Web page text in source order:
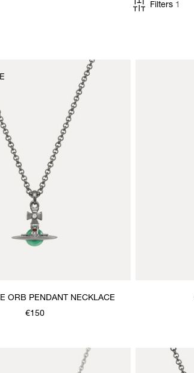
Filters 1
ORB PENDANT NECKLACE
€150